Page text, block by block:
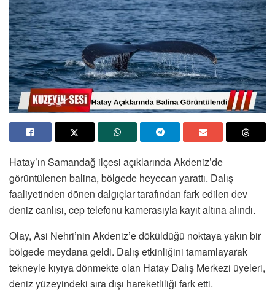
Hatay’ın Samandağ ilçesi açıklarında Akdeniz’de
görüntülenen balina, bölgede heyecan yarattı. Dalış
faaliyetinden dönen dalgıçlar tarafından fark edilen dev
deniz canlısı, cep telefonu kamerasıyla kayıt altına alındı.
Olay, Asi Nehri’nin Akdeniz’e döküldüğü noktaya yakın bir
bölgede meydana geldi. Dalış etkinliğini tamamlayarak
tekneyle kıyıya dönmekte olan Hatay Dalış Merkezi üyeleri,
deniz yüzeyindeki sıra dışı hareketliliği fark etti.